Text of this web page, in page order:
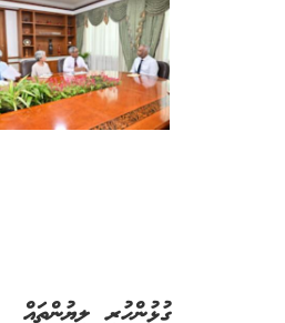
ގުޅުންހުރި ލިޔުންތައް